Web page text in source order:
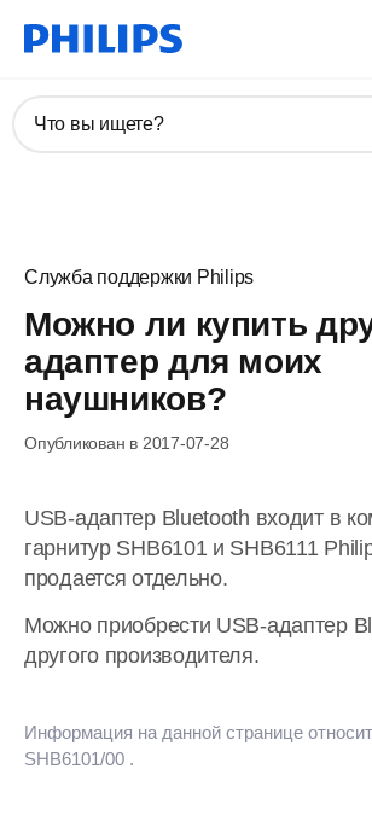
Что вы ищете?
Служба поддержки Philips
Можно ли купить
адаптер для моих
наушников?
Опубликован в 2017-07-28
USB-адаптер Bluetooth входит в
гарнитур SHB6101 и SHB6111
продается отдельно.
Можно приобрести USB-адаптер
другого производителя.
Информация на данной странице
SHB6101/00 .